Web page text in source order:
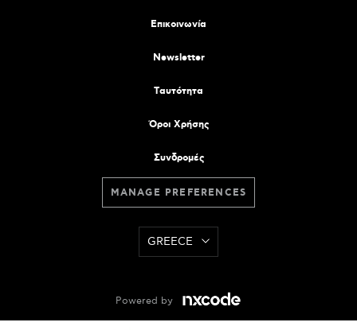
Επικοινωνία
Newsletter
Tαυτότητα
Όροι Χρήσης
Συνδρομές
MANAGE PREFERENCES
GREECE
Powered by